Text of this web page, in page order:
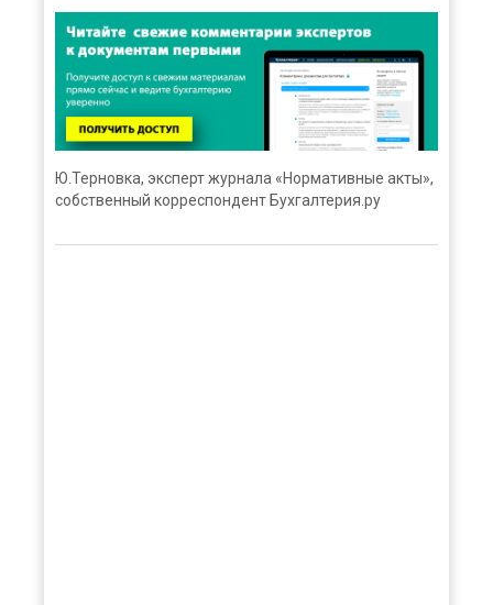
Ю.Терновка, эксперт журнала «Нормативные акты»,
собственный корреспондент Бухгалтерия.ру